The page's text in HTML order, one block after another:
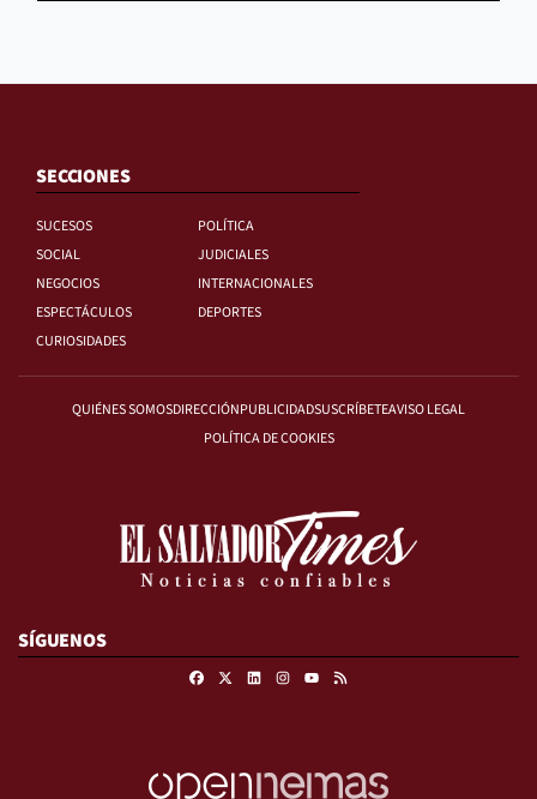
SECCIONES
SUCESOS
POLÍTICA
SOCIAL
JUDICIALES
NEGOCIOS
INTERNACIONALES
ESPECTÁCULOS
DEPORTES
CURIOSIDADES
QUIÉNES SOMOSDIRECCIÓNPUBLICIDADSUSCRÍBETEAVISO LEGAL
POLÍTICA DE COOKIES
SÍGUENOS
FacebookLinkedinInstagram